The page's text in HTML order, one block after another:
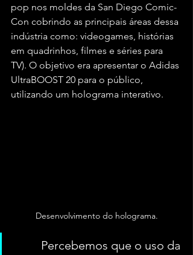
pop nos moldes da San Diego Comic-
Con cobrindo as principais áreas dessa
indústria como: videogames, histórias
em quadrinhos, filmes e séries para
TV). O objetivo era apresentar o Adidas
UltraBOOST 20 para o público,
utilizando um holograma interativo.
Desenvolvimento do holograma.
Percebemos que o uso da